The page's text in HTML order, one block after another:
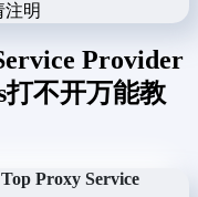
注明
Provider
不开万能教
Proxy Service